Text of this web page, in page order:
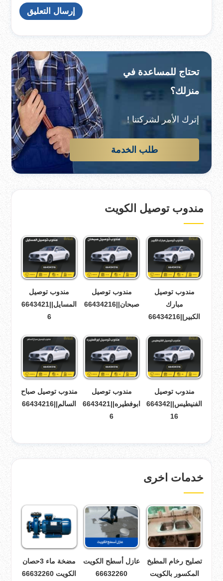
تحتاج للمساعدة في
منزلك؟
إترك الأمر لشركتنا !
طلب الخدمة
مندوب توصيل الكويت
مندوب توصيل
مبارك
الكبير||66434216
مندوب توصيل
صبحان||66434216
مندوب توصيل
المسايل||6643421
6
مندوب توصيل
الفنيطيس||664342
16
مندوب توصيل
ابوفطيره||6643421
6
مندوب توصيل صباح
السالم||66434216
خدمات اخرى
تصليح رخام المطبخ
المكسور بالكويت
عازل أسطح الكويت
66632260
مضخة ماء 3حصان
الكويت 66632260